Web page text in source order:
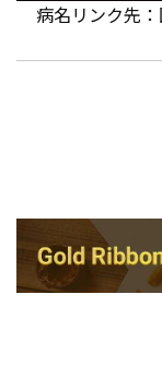
病名リンク先